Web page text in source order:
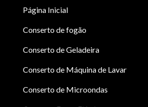
Página Inicial
Conserto de fogão
Conserto de Geladeira
Conserto de Máquina de Lavar
Conserto de Microondas